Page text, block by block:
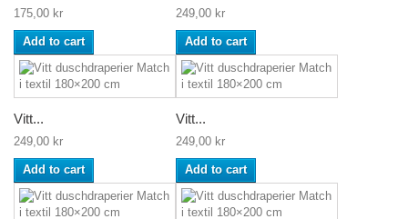
175,00 kr
Add to cart
249,00 kr
Add to cart
Vitt...
249,00 kr
Add to cart
Vitt...
249,00 kr
Add to cart